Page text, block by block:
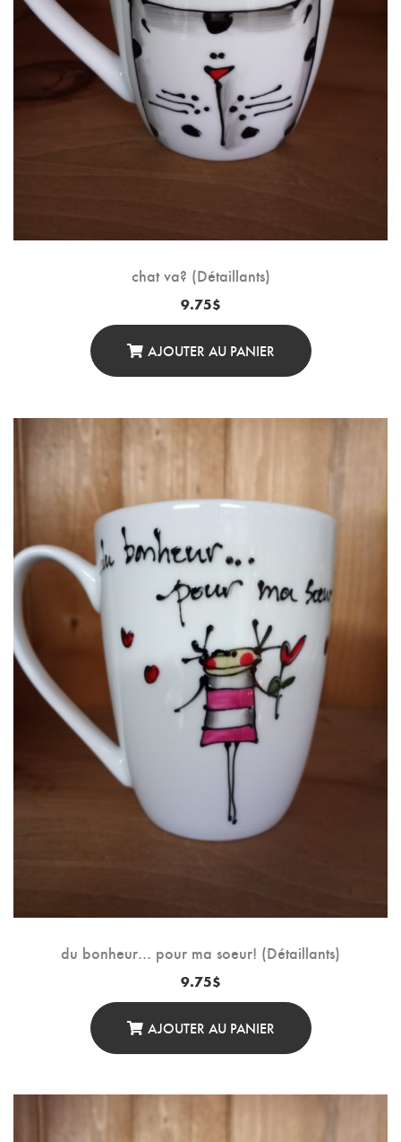
chat va? (Détaillants)
9.75$
AJOUTER AU PANIER
du bonheur… pour ma soeur! (Détaillants)
9.75$
AJOUTER AU PANIER